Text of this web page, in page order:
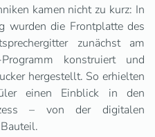
kamen nicht zu kurz: In
wurden die Frontplatte des
zunächst am
konstruiert und
hergestellt. So erhielten
einen Einblick in den
– von der digitalen